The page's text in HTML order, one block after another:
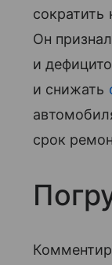
сократить
Он
и
и снижать
срок